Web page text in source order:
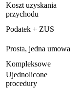
Koszt uzyskania
przychodu
Podatek + ZUS
Prosta, jedna umowa
Kompleksowe
Ujednolicone
procedury